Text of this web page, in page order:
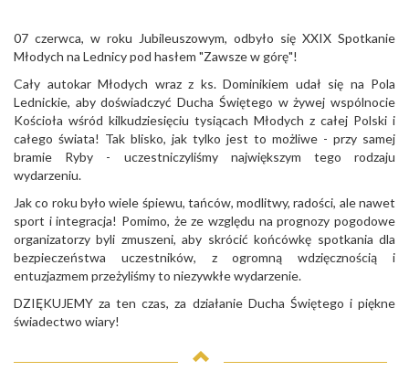
07 czerwca, w roku Jubileuszowym, odbyło się XXIX Spotkanie
Młodych na Lednicy pod hasłem "Zawsze w górę"!
Cały autokar Młodych wraz z ks. Dominikiem udał się na Pola
Lednickie, aby doświadczyć Ducha Świętego w żywej wspólnocie
Kościoła wśród kilkudziesięciu tysiącach Młodych z całej Polski i
całego świata! Tak blisko, jak tylko jest to możliwe - przy samej
bramie Ryby - uczestniczyliśmy największym tego rodzaju
wydarzeniu.
Jak co roku było wiele śpiewu, tańców, modlitwy, radości, ale nawet
sport i integracja! Pomimo, że ze względu na prognozy pogodowe
organizatorzy byli zmuszeni, aby skrócić końcówkę spotkania dla
bezpieczeństwa uczestników, z ogromną wdzięcznością i
entuzjazmem przeżyliśmy to niezywkłe wydarzenie.
DZIĘKUJEMY za ten czas, za działanie Ducha Świętego i piękne
świadectwo wiary!